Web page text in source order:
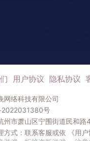
用户协议 隐私协议
网络科技有限公司
2022031380号
州市萧山区宁围街道民和路
方式：联系客服或依
《用